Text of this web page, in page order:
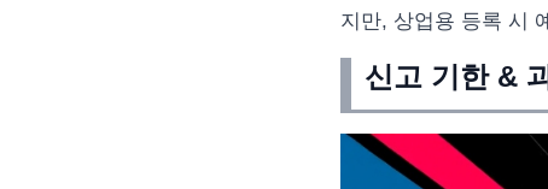
지만, 상업용 등록 시
신고 기한 &